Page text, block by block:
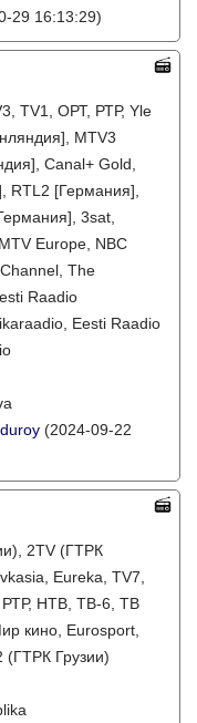
29 16:13:29)
TV1, ОРТ, РТР, Yle
MTV3
Canal+ Gold,
RTL2 [Германия],
3sat,
Europe, NBC
The
Raadio
Eesti Raadio
(2024-09-22
2TV (ГТРК
Eureka, TV7,
РТР, НТВ, ТВ-6, ТВ
кино, Eurosport,
(ГТРК Грузии)